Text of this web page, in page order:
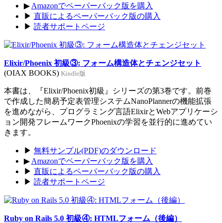
▶ Amazonでペーパーバック版を購入
▶ 直販によるペーパーバック版の購入
▶ 読者サポートページ
Elixir/Phoenix 初級③: フォーム構造体とチェンジセット
(OIAX BOOKS) Kindle版
本書は、『Elixir/Phoenix初級』シリーズの第3巻です。前巻
で作成した簡易予定表管理システムNanoPlannerの機能拡張
を進めながら、プログラミング言語ElixirとWebアプリケーシ
ョン開発フレームワークPhoenixの学習を並行的に進めてい
きます。
▶ 無料サンプル(PDF)のダウンロード
▶ Amazonでペーパーバック版を購入
▶ 直販によるペーパーバック版の購入
▶ 読者サポートページ
Ruby on Rails 5.0 初級④: HTMLフォーム（後編）